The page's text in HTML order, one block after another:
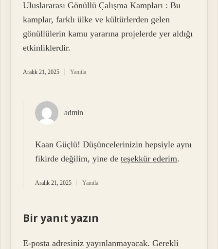
Uluslararası Gönüllü Çalışma Kampları : Bu
kamplar, farklı ülke ve kültürlerden gelen
gönüllülerin kamu yararına projelerde yer aldığı
etkinliklerdir.
Aralık 21, 2025 Yanıtla
admin
Kaan Güçlü! Düşüncelerinizin hepsiyle aynı
fikirde değilim, yine deteşekkür ederim.
Aralık 21, 2025 Yanıtla
Bir yanıt yazın
E-posta adresiniz yayınlanmayacak. Gerekli